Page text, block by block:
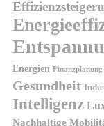
Energien Finanzplanung
Gesundheit
Intelligenz
Nachhaltige